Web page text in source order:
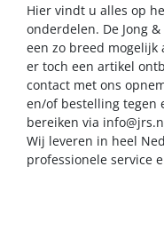
Hier vindt u alles op
onderdelen. De Jong
een zo breed
er toch een artikel
contact met ons
en/of bestelling tegen
bereiken via
Wij leveren in heel
professionele service